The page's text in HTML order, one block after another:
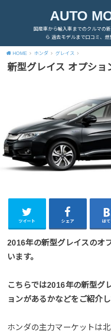
AUTO
国産車から輸入車までのクルマの
ら 過去モデルまで口コミ、
HOME ホンダ グレイス
新型グレイス オプショ
ツイート シェア は
2016年の新型グレイスのオ
います。
こちらでは2016年の新型グ
ョンがあるかなどをご紹介し
ホンダの主力マーケットは